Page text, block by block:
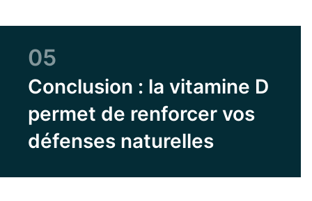
05
Conclusion : la vitamine D
permet de renforcer vos
défenses naturelles